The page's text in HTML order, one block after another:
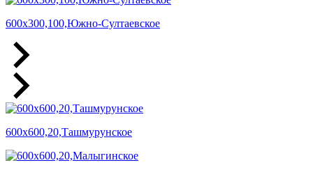
600х300,100,Южно-Султаевское
600х600,20,Ташмурунское